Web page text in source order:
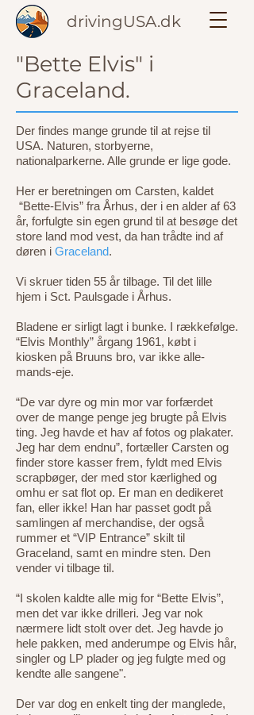
drivingUSA.dk
"Bette Elvis" i
Graceland.
Der findes mange grunde til at rejse til
USA. Naturen, storbyerne,
nationalparkerne. Alle grunde er lige gode.
Her er beretningen om Carsten, kaldet
“Bette-Elvis” fra Århus, der i en alder af 63
år, forfulgte sin egen grund til at besøge det
store land mod vest, da han trådte ind af
døren i Graceland.
Vi skruer tiden 55 år tilbage. Til det lille
hjem i Sct. Paulsgade i Århus.
Bladene er sirligt lagt i bunke. I rækkefølge.
“Elvis Monthly” årgang 1961, købt i
kiosken på Bruuns bro, var ikke alle-
mands-eje.
“De var dyre og min mor var forfærdet
over de mange penge jeg brugte på Elvis
ting. Jeg havde et hav af fotos og plakater.
Jeg har dem endnu”, fortæller Carsten og
finder store kasser frem, fyldt med Elvis
scrapbøger, der med stor kærlighed og
omhu er sat flot op. Er man en dedikeret
fan, eller ikke! Han har passet godt på
samlingen af merchandise, der også
rummer et “VIP Entrance” skilt til
Graceland, samt en mindre sten. Den
vender vi tilbage til.
“I skolen kaldte alle mig for “Bette Elvis”,
men det var ikke drilleri. Jeg var nok
nærmere lidt stolt over det. Jeg havde jo
hele pakken, med anderumpe og Elvis hår,
singler og LP plader og jeg fulgte med og
kendte alle sangene".
Der var dog en enkelt ting der manglede,